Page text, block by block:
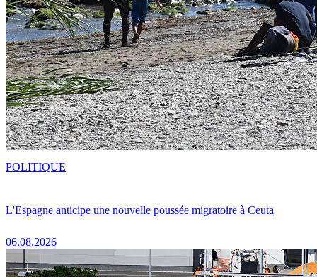
L'Espagne anticipe une nouvelle poussée migratoire à Ceuta
06.08.2026
POLITIQUE